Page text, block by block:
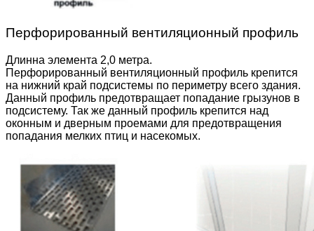
Перфорированный вентиляционный профиль
Длинна элемента 2,0 метра.
Перфорированный вентиляционный профиль крепится
на нижний край подсистемы по периметру всего здания.
Данный профиль предотвращает попадание грызунов в
подсистему. Так же данный профиль крепится над
оконным и дверным проемами для предотвращения
попадания мелких птиц и насекомых.